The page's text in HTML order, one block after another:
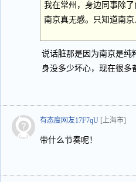
我在常州，身边同事除
南京真无感。只知道南京
说话脏那是因为南京是纯
身没多少坏心，现在很多
有态度网友17F7qU [上海市]
带什么节奏呢！